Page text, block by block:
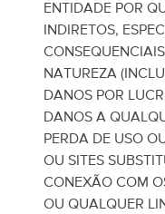
ENTIDADE POR
INDIRETOS,
NATUREZA
DANOS POR
DANOS A
PERDA DE USO
OU SITES
CONEXÃO COM
OU QUALQUER